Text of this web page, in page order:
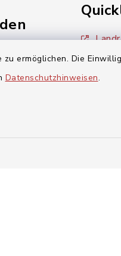
ermöglichen. Die
Datenschutzhinweisen.